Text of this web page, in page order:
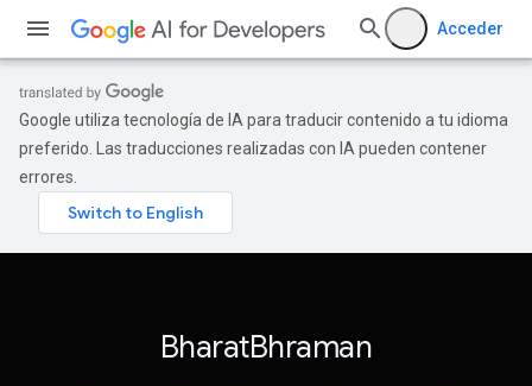
Acceder
Google utiliza tecnología de IA para traducir contenido a tu idioma
preferido. Las traducciones realizadas con IA pueden contener
errores.
BharatBhraman